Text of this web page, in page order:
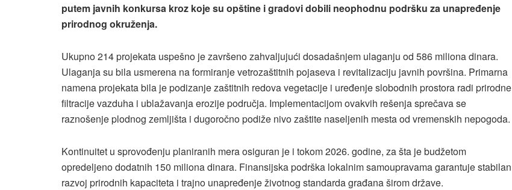
putem javnih konkursa kroz koje su opštine i gradovi dobili neophodnu podršku za unapređenje
prirodnog okruženja.
Ukupno 214 projekata uspešno je završeno zahvaljujući dosadašnjem ulaganju od 586 miliona dinara.
Ulaganja su bila usmerena na formiranje vetrozaštitnih pojaseva i revitalizaciju javnih površina. Primarna
namena projekata bila je podizanje zaštitnih redova vegetacije i uređenje slobodnih prostora radi prirodne
filtracije vazduha i ublažavanja erozije područja. Implementacijom ovakvih rešenja sprečava se
raznošenje plodnog zemljišta i dugoročno podiže nivo zaštite naseljenih mesta od vremenskih nepogoda.
Kontinuitet u sprovođenju planiranih mera osiguran je i tokom 2026. godine, za šta je budžetom
opredeljeno dodatnih 150 miliona dinara. Finansijska podrška lokalnim samoupravama garantuje stabilan
razvoj prirodnih kapaciteta i trajno unapređenje životnog standarda građana širom države.